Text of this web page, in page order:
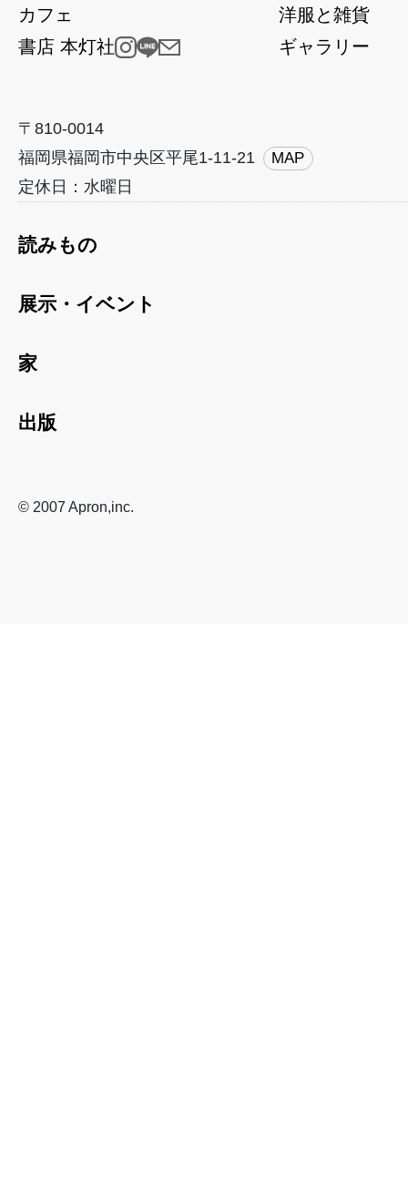
カフェ
洋服と雑貨
書店 本灯社
ギャラリー
〒810-0014
福岡県福岡市中央区平尾1-11-21
MAP
定休日：水曜日
読みもの
展示・イベント
家
出版
© 2007 Apron,inc.